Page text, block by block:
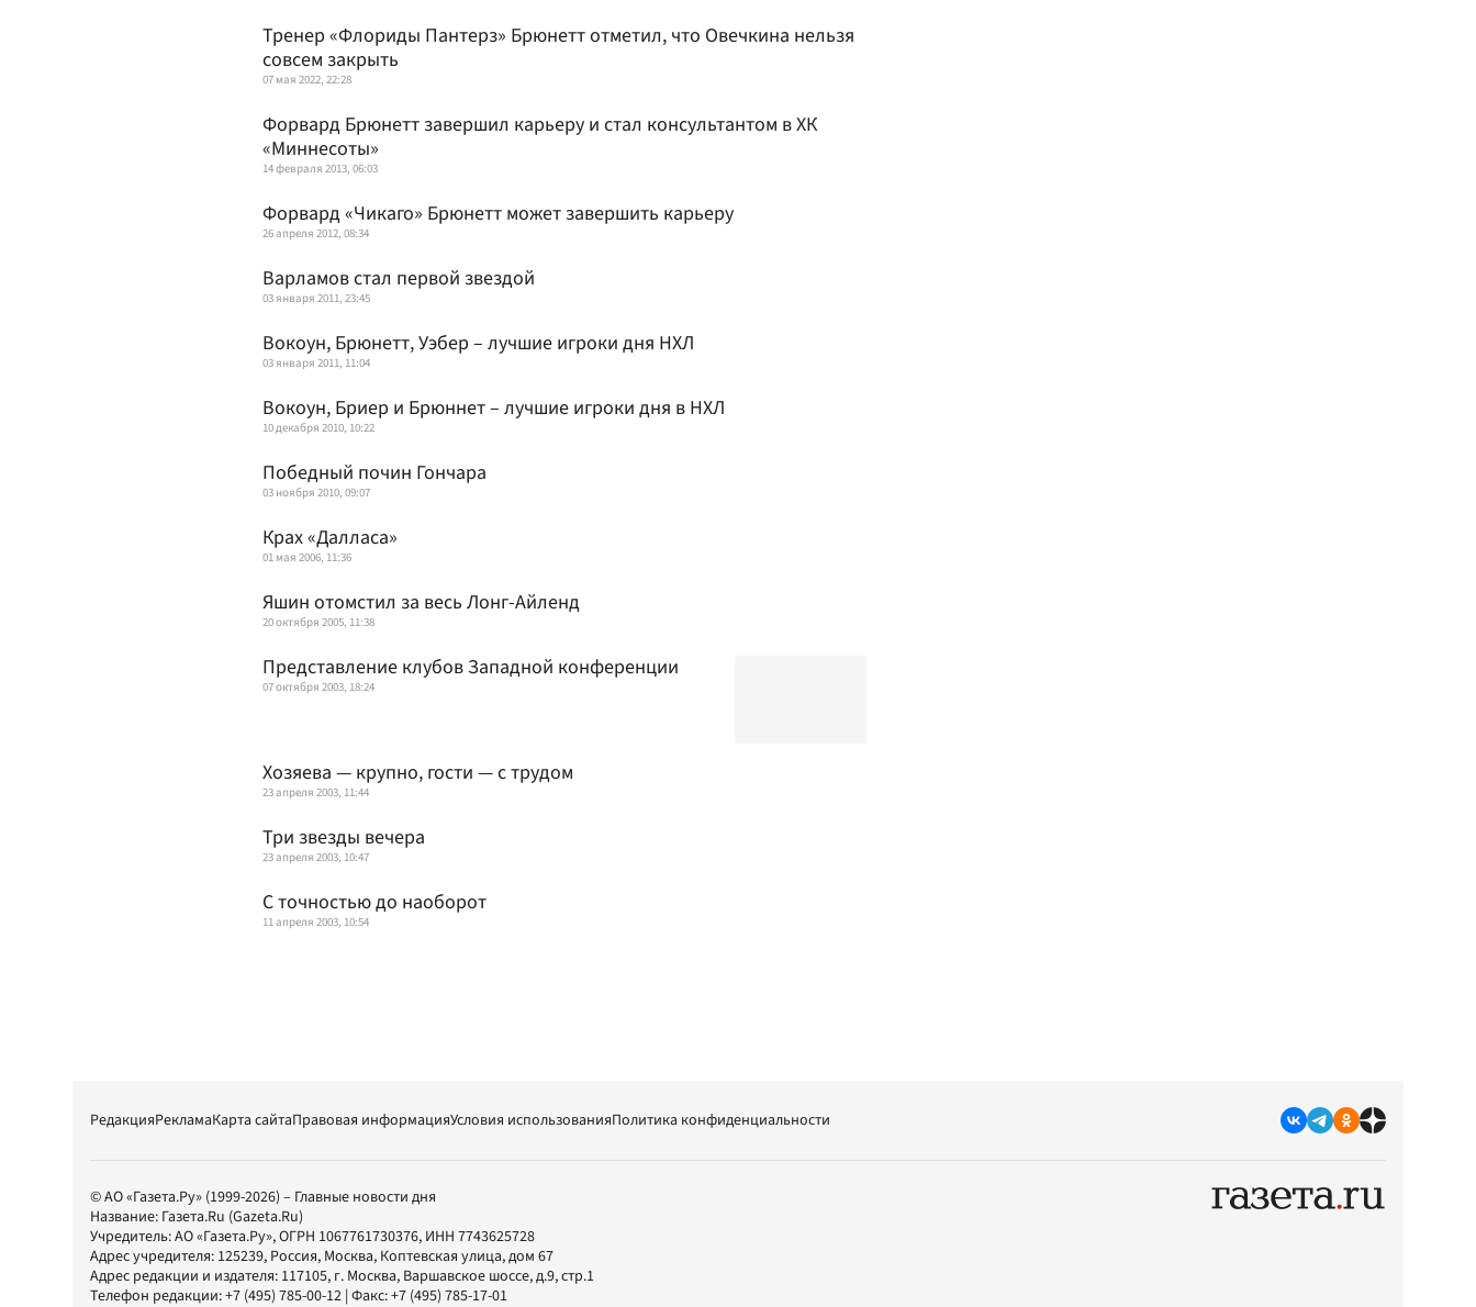
Тренер «Флориды Пантерз» Брюнетт отметил, что Овечкина нельзя
совсем закрыть
07 мая 2022, 22:28
Форвард Брюнетт завершил карьеру и стал консультантом в ХК
«Миннесоты»
14 февраля 2013, 06:03
Форвард «Чикаго» Брюнетт может завершить карьеру
26 апреля 2012, 08:34
Варламов стал первой звездой
03 января 2011, 23:45
Вокоун, Брюнетт, Уэбер – лучшие игроки дня НХЛ
03 января 2011, 11:04
Вокоун, Бриер и Брюннет – лучшие игроки дня в НХЛ
10 декабря 2010, 10:22
Победный почин Гончара
03 ноября 2010, 09:07
Крах «Далласа»
01 мая 2006, 11:36
Яшин отомстил за весь Лонг-Айленд
20 октября 2005, 11:38
Представление клубов Западной конференции
07 октября 2003, 18:24
Хозяева — крупно, гости — с трудом
23 апреля 2003, 11:44
Три звезды вечера
23 апреля 2003, 10:47
С точностью до наоборот
11 апреля 2003, 10:54
РедакцияРекламаКарта сайтаПравовая информацияУсловия использованияПолитика конфиденциальности
© АО «Газета.Ру» (1999-2026) – Главные новости дня
Название: Газета.Ru (Gazeta.Ru)
Учредитель:АО «Газета.Ру», ОГРН 1067761730376, ИНН 7743625728
Адрес учредителя: 125239, Россия, Москва, Коптевская улица, дом 67
Адрес редакции и издателя: 117105, г. Москва, Варшавское шоссе, д.9, стр.1
Телефон редакции:+7 (495) 785-00-12 | Факс:+7 (495) 785-17-01